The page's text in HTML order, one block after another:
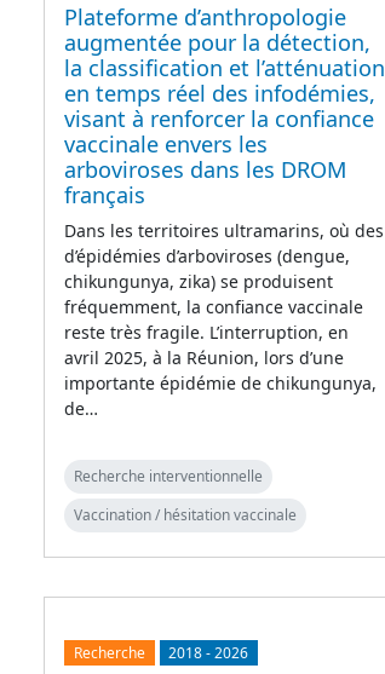
Plateforme d’anthropologie
augmentée pour la détection,
la classification et l’atténuation
en temps réel des infodémies,
visant à renforcer la confiance
vaccinale envers les
arboviroses dans les DROM
français
Dans les territoires ultramarins, où des
d’épidémies d’arboviroses (dengue,
chikungunya, zika) se produisent
fréquemment, la confiance vaccinale
reste très fragile. L’interruption, en
avril 2025, à la Réunion, lors d’une
importante épidémie de chikungunya,
de…
Recherche interventionnelle
Vaccination / hésitation vaccinale
Recherche 2018-2026